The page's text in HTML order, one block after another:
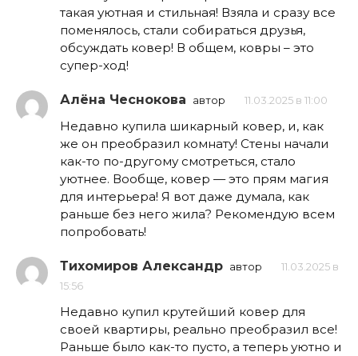
такая уютная и стильная! Взяла и сразу все
поменялось, стали собираться друзья,
обсуждать ковер! В общем, ковры – это
супер-ход!
Алёна Чеснокова автор 11.03.2025 в 11:00
Недавно купила шикарный ковер, и, как
же он преобразил комнату! Стены начали
как-то по-другому смотреться, стало
уютнее. Вообще, ковер — это прям магия
для интерьера! Я вот даже думала, как
раньше без него жила? Рекомендую всем
попробовать!
Тихомиров Александр автор
11.03.2025 в
15:56
Недавно купил крутейший ковер для
своей квартиры, реально преобразил все!
Раньше было как-то пусто, а теперь уютно и